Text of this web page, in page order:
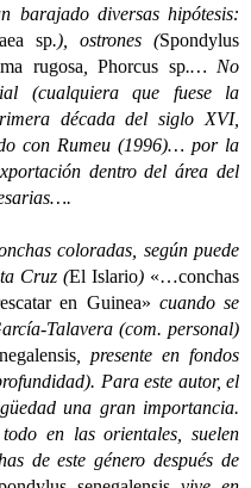
barajado diversas hipótesis:
sp.), ostrones (Spondylus
rugosa ,Phorcus sp.… No
(cualquiera que fuese la
década del siglo XVI,
con Rumeu (1996)… por la
dentro del área del
coloradas, según puede
Cruz (El Islario) «…conchas
en Guinea» cuando se
Talavera (com. personal)
, presente en fondos
Para este autor, el
una gran importancia.
en las orientales, suelen
de este género después de